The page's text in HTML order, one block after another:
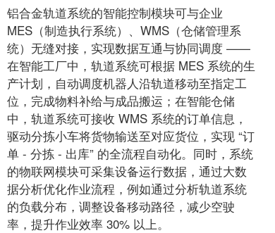
铝合金轨道系统的智能控制模块可与企业
MES（制造执行系统）、WMS（仓储管理系
统）无缝对接，实现数据互通与协同调度 ——
在智能工厂中，轨道系统可根据 MES 系统的生
产计划，自动调度机器人沿轨道移动至指定工
位，完成物料补给与成品搬运；在智能仓储
中，轨道系统可接收 WMS 系统的订单信息，
驱动分拣小车将货物输送至对应货位，实现 “订
单 - 分拣 - 出库” 的全流程自动化。同时，系统
的物联网模块可采集设备运行数据，通过大数
据分析优化作业流程，例如通过分析轨道系统
的负载分布，调整设备移动路径，减少空驶
率，提升作业效率 30% 以上。